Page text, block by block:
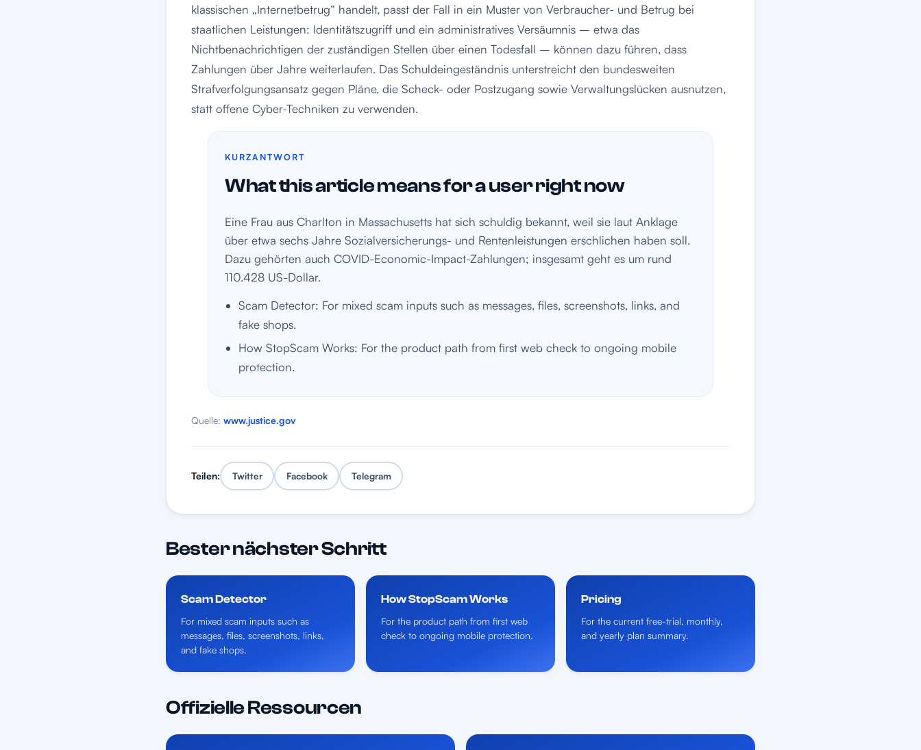
klassischen „Internetbetrug“ handelt, passt der Fall in ein Muster von Verbraucher- und Betrug bei
staatlichen Leistungen: Identitätszugriff und ein administratives Versäumnis – etwa das
Nichtbenachrichtigen der zuständigen Stellen über einen Todesfall – können dazu führen, dass
Zahlungen über Jahre weiterlaufen. Das Schuldeingeständnis unterstreicht den bundesweiten
Strafverfolgungsansatz gegen Pläne, die Scheck- oder Postzugang sowie Verwaltungs­lücken ausnutzen,
statt offene Cyber-Techniken zu verwenden.
KURZANTWORT
What this article means for a user right now
Eine Frau aus Charlton in Massachusetts hat sich schuldig bekannt, weil sie laut Anklage
über etwa sechs Jahre Sozialversicherungs- und Rentenleistungen erschlichen haben soll.
Dazu gehörten auch COVID-Economic-Impact-Zahlungen; insgesamt geht es um rund
110.428 US-Dollar.
Scam Detector: For mixed scam inputs such as messages, files, screenshots, links, and
fake shops.
How StopScam Works: For the product path from first web check to ongoing mobile
protection.
Quelle: www.justice.gov
Teilen: Twitter Facebook Telegram
Bester nächster Schritt
Scam Detector
For mixed scam inputs such as
messages, files, screenshots, links,
and fake shops.
How StopScam Works
For the product path from first web
check to ongoing mobile protection.
Pricing
For the current free-trial, monthly,
and yearly plan summary.
Offizielle Ressourcen